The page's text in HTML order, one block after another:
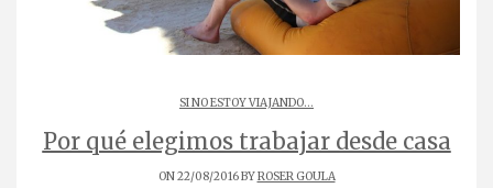
SI NO ESTOY VIAJANDO...
Por qué elegimos trabajar desde casa
ON 22/08/2016 BYROSER GOULA